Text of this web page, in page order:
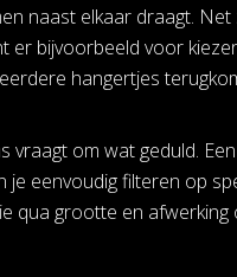
naast elkaar draagt. Net
er bijvoorbeeld voor
hangertjes
vraagt om wat geduld.
je eenvoudig filteren op
qua grootte en